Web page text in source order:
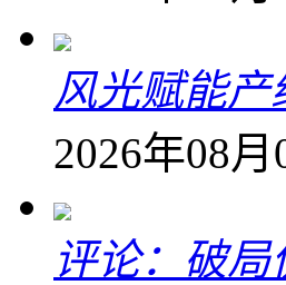
风光赋能
2026年08
评论：破